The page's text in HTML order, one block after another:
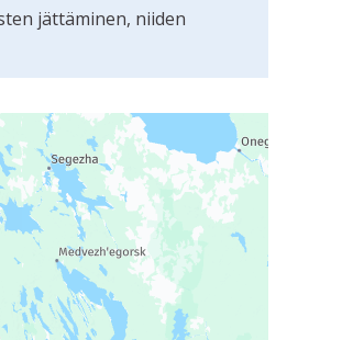
jättäminen, niiden
se voi olla vaikeaselkoinen.